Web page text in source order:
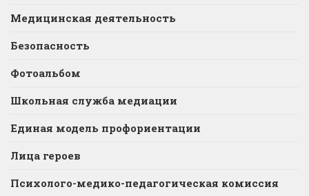
Медицинская деятельность
Безопасность
Фотоальбом
Школьная служба медиации
Единая модель профориентации
Лица героев
Психолого-медико-педагогическая комиссия